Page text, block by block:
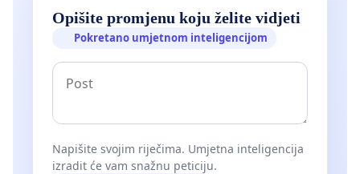
Opišite promjenu koju želite vidjeti
Pokretano umjetnom inteligencijom
Napišite svojim riječima. Umjetna inteligencija
izradit će vam snažnu peticiju.